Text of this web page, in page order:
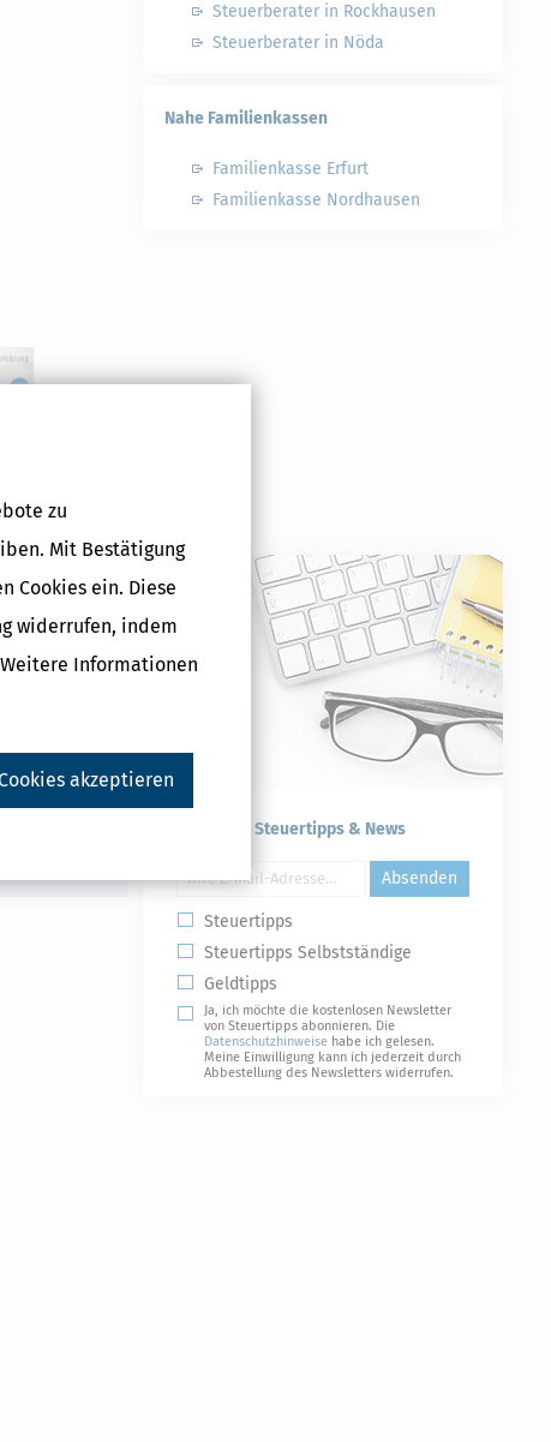
zu
Mit Bestätigung
Cookies ein. Diese
widerrufen, indem
Informationen
akzeptieren
plus (Steuerjahr
Lizenz
€
Druckversion
Steuerberater in Rockhausen
Steuerberater in Nöda
Nahe Familienkassen
Familienkasse Erfurt
Familienkasse Nordhausen
Kostenlose Steuertipps & News
Absenden
Steuertipps
Steuertipps Selbstständige
Geldtipps
Ja, ich möchte die kostenlosen Newsletter
von Steuertipps abonnieren. Die
Datenschutzhinweise habe ich gelesen.
Meine Einwilligung kann ich jederzeit durch
Abbestellung des Newsletters widerrufen.